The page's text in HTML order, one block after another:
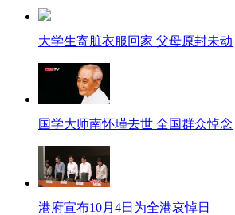
大学生寄脏衣服回家 父母原封未动
国学大师南怀瑾去世 全国群众悼念
港府宣布10月4日为全港哀悼日